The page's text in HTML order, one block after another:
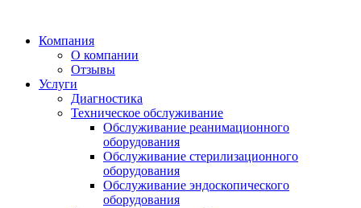
Компания
О компании
Отзывы
Услуги
Диагностика
Техническое обслуживание
Обслуживание реанимационного
оборудования
Обслуживание стерилизационного
оборудования
Обслуживание эндоскопического
оборудования